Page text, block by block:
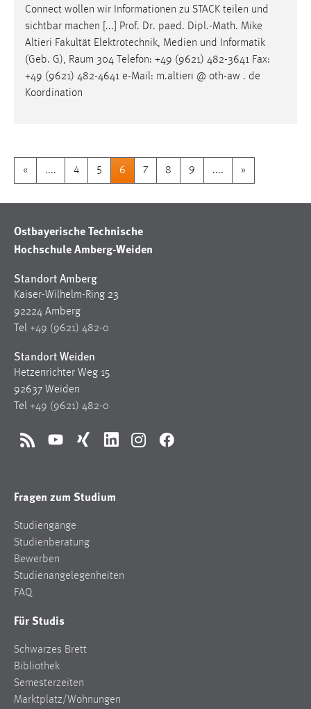
Connect wollen wir Informationen zu STACK teilen und
sichtbar machen [...] Prof. Dr. paed. Dipl.-Math. Mike
Altieri Fakultät Elektrotechnik, Medien und Informatik
(Geb. G), Raum 304 Telefon: +49 (9621) 482-3641 Fax:
+49 (9621) 482-4641 e-Mail: m.altieri @ oth-aw . de
Koordination
« .... 4 5 6 7 8 9 .... »
Ostbayerische Technische
Hochschule Amberg-Weiden
Standort Amberg
Kaiser-Wilhelm-Ring 23
92224 Amberg
Tel +49 (9621) 482-0
Standort Weiden
Hetzenrichter Weg 15
92637 Weiden
Tel +49 (9621) 482-0
RSS YouTubeXing LinkedInInstagramFacebook
Fragen zum Studium
Studiengänge
Studienberatung
Bewerben
Studienangelegenheiten
FAQ
Für Studis
Schwarzes Brett
Bibliothek
Semesterzeiten
Marktplatz/Wohnungen